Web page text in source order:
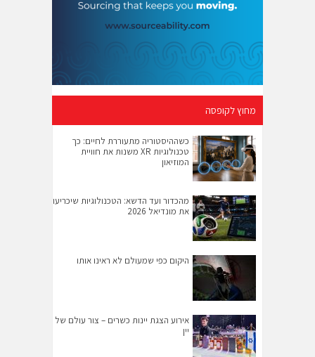
מחוץ לקופסה
כשההיסטוריה מתעוררת לחיים: כך
טכנולוגיות XR משנות את חוויית
המוזיאון
מהכדור ועד הדשא: הטכנולוגיות שיכריעו
את מונדיאל 2026
היקום כפי שמעולם לא ראינו אותו
אירוע הצגת יינות כשרים – צור עולם של
יין